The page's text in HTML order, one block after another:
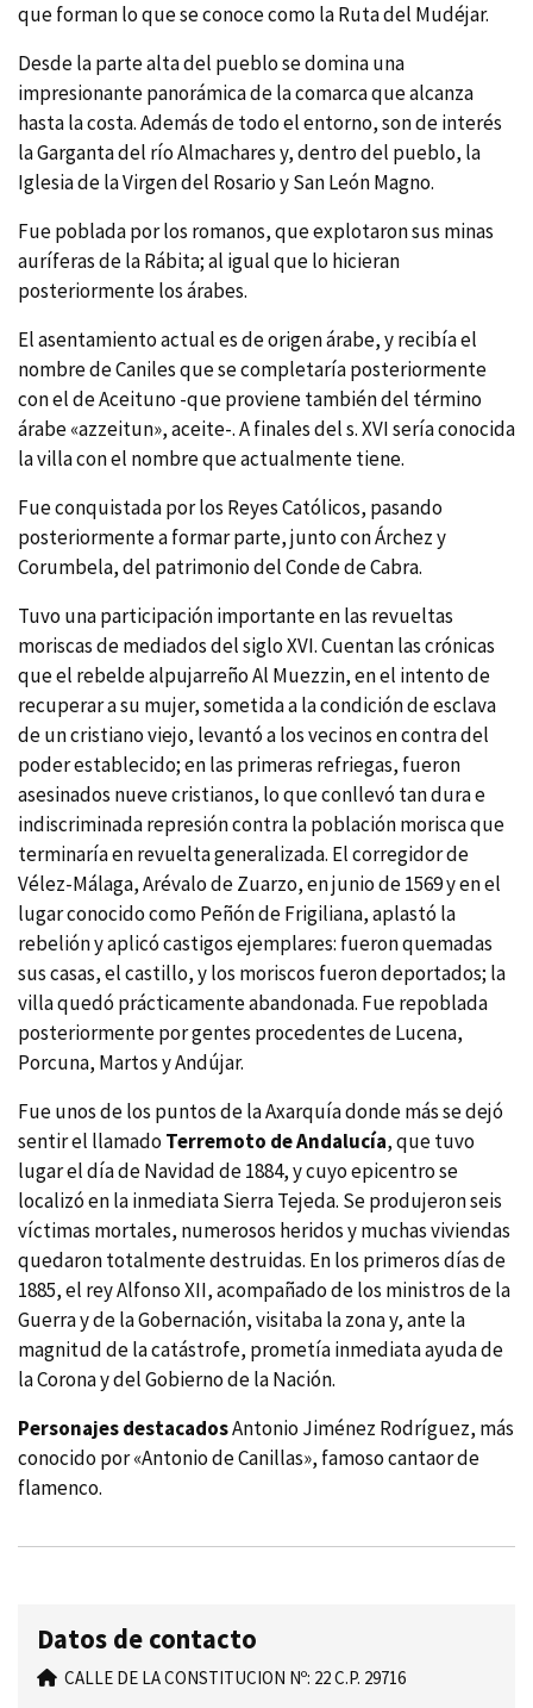
que forman lo que se conoce como la Ruta del Mudéjar.
Desde la parte alta del pueblo se domina una
impresionante panorámica de la comarca que alcanza
hasta la costa. Además de todo el entorno, son de interés
la Garganta del rí­o Almachares y, dentro del pueblo, la
Iglesia de la Virgen del Rosario y San León Magno.
Fue poblada por los romanos, que explotaron sus minas
aurí­feras de la Rábita; al igual que lo hicieran
posteriormente los árabes.
El asentamiento actual es de origen árabe, y recibí­a el
nombre de Caniles que se completarí­a posteriormente
con el de Aceituno -que proviene también del término
árabe «azzeitun», aceite-. A finales del s. XVI serí­a conocida
la villa con el nombre que actualmente tiene.
Fue conquistada por los Reyes Católicos, pasando
posteriormente a formar parte, junto con Árchez y
Corumbela, del patrimonio del Conde de Cabra.
Tuvo una participación importante en las revueltas
moriscas de mediados del siglo XVI. Cuentan las crónicas
que el rebelde alpujarreño Al Muezzin, en el intento de
recuperar a su mujer, sometida a la condición de esclava
de un cristiano viejo, levantó a los vecinos en contra del
poder establecido; en las primeras refriegas, fueron
asesinados nueve cristianos, lo que conllevó tan dura e
indiscriminada represión contra la población morisca que
terminarí­a en revuelta generalizada. El corregidor de
Vélez-Málaga, Arévalo de Zuarzo, en junio de 1569 y en el
lugar conocido como Peñón de Frigiliana, aplastó la
rebelión y aplicó castigos ejemplares: fueron quemadas
sus casas, el castillo, y los moriscos fueron deportados; la
villa quedó prácticamente abandonada. Fue repoblada
posteriormente por gentes procedentes de Lucena,
Porcuna, Martos y Andújar.
Fue unos de los puntos de la Axarquí­a donde más se dejó
sentir el llamadoTerremoto de Andalucí­a, que tuvo
lugar el dí­a de Navidad de 1884, y cuyo epicentro se
localizó en la inmediata Sierra Tejeda. Se produjeron seis
ví­ctimas mortales, numerosos heridos y muchas viviendas
quedaron totalmente destruidas. En los primeros dí­as de
1885, el rey Alfonso XII, acompañado de los ministros de la
Guerra y de la Gobernación, visitaba la zona y, ante la
magnitud de la catástrofe, prometí­a inmediata ayuda de
la Corona y del Gobierno de la Nación.
Personajes destacadosAntonio Jiménez Rodrí­guez, más
conocido por «Antonio de Canillas», famoso cantaor de
flamenco.
Datos de contacto
CALLE DE LA CONSTITUCION Nº: 22 C.P. 29716